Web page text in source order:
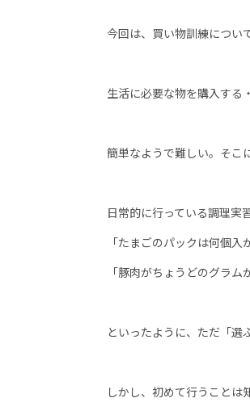
今回は、買い物訓練につい
生活に必要な物を購入する
簡単なようで難しい。そこ
日常的に行っている調理実
「たまごのパックは何個入
「豚肉がちょうどのグラム
といったように、ただ「選
しかし、初めて行うことは